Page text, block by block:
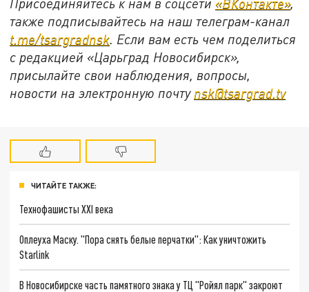
также подписывайтесь на наш телеграм-канал
t.me/tsargradnsk. Если вам есть чем поделиться
с редакцией «Царьград Новосибирск»,
присылайте свои наблюдения, вопросы,
новости на электронную почту nsk@tsargrad.tv
ЧИТАЙТЕ ТАКЖЕ:
Технофашисты XXI века
Оплеуха Маску. "Пора снять белые перчатки": Как уничтожить
Starlink
В Новосибирске часть памятного знака у ТЦ "Ройял парк" закроют